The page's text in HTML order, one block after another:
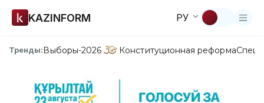
KAZINFORM РУ
Тренды:Выборы-2026 Конституционная реформа